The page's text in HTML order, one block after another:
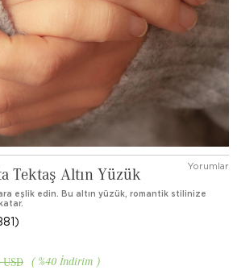
Tektaş Altın Yüzük Yorumlar
eşlik edin. Bu altın yüzük, romantik stilinize
%40 İndirim